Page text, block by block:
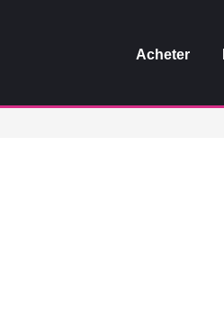
Acheter